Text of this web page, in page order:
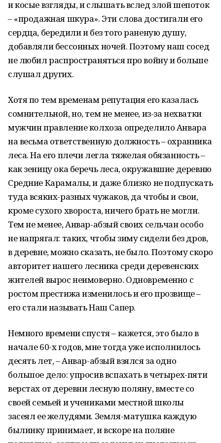
и косые взгляды, и слышать вслед злой шепоток
– «продажная шкура». Эти слова достигали его
сердца, бередили и без того раненую душу,
добавляли бессонных ночей. Поэтому наш сосед
не любил распространяться про войну и больше
слушал других.
Хотя по тем временам репутация его казалась
сомнительной, но, тем не менее, из-за нехватки
мужчин правление колхоза определило Анвара
на весьма ответственную должность – охранника
леса. На его плечи легла тяжелая обязанность –
как зеницу ока беречь леса, окружавшие деревню
Средние Карамалы, и даже близко не подпускать
туда всяких-разных чужаков, да чтобы и свои,
кроме сухого хвороста, ничего брать не могли.
Тем не менее, Анвар-абзый своих сельчан особо
не напрягал: таких, чтобы зиму сидели без дров,
в деревне, можно сказать, не было. Поэтому скоро
авторитет нашего лесника среди деревенских
жителей вырос неимоверно. Одновременно с
ростом престижа изменилось и его прозвище –
его стали называть Наш Сапер.
Немного времени спустя – кажется, это было в
начале 60-х годов, мне тогда уже исполнилось
десять лет, – Анвар-абзый взялся за одно
большое дело: упросив вспахать в четырех-пяти
верстах от деревни лесную поляну, вместе со
своей семьей и учениками местной школы
засеял ее желудями. Земля-матушка каждую
былинку принимает, и вскоре на поляне